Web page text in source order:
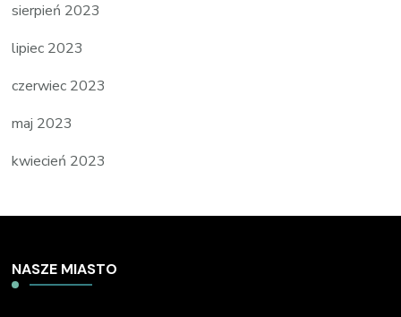
sierpień 2023
lipiec 2023
czerwiec 2023
maj 2023
kwiecień 2023
NASZE MIASTO